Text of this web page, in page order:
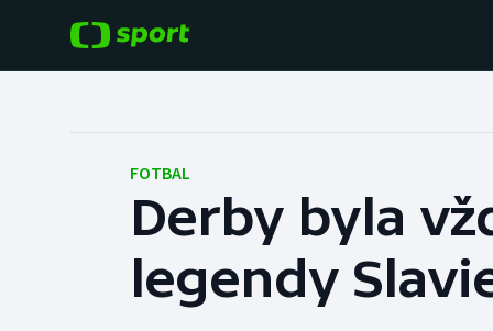
Hokej
Tenis
Baseball a softbal
Basketbal
FOTBAL
Derby byla
legendy